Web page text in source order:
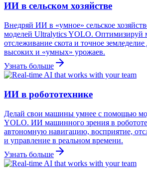
ИИ в сельском хозяйстве
Внедряй ИИ в «умное» сельское
моделей Ultralytics YOLO. Оптимизируй
отслеживание скота и точное
высоких и «умных» урожаев.
Узнать больше
ИИ в робототехнике
Делай свои машины умнее с помощью
YOLO. ИИ машинного зрения в
автономную навигацию, восприятие,
и управление в реальном времени.
Узнать больше